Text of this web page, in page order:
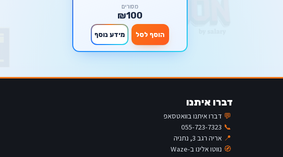
מסורים
₪100
הוסף לסל מידע נוסף
דברו איתנו
💬 דברו איתנו בוואטסאפ
📞
055-723-7323
📍 אריה רגב 3, נתניה
🧭 נווטו אלינו ב-Waze